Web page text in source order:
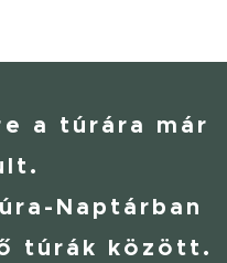
a túrára már
Naptárban
túrák között.